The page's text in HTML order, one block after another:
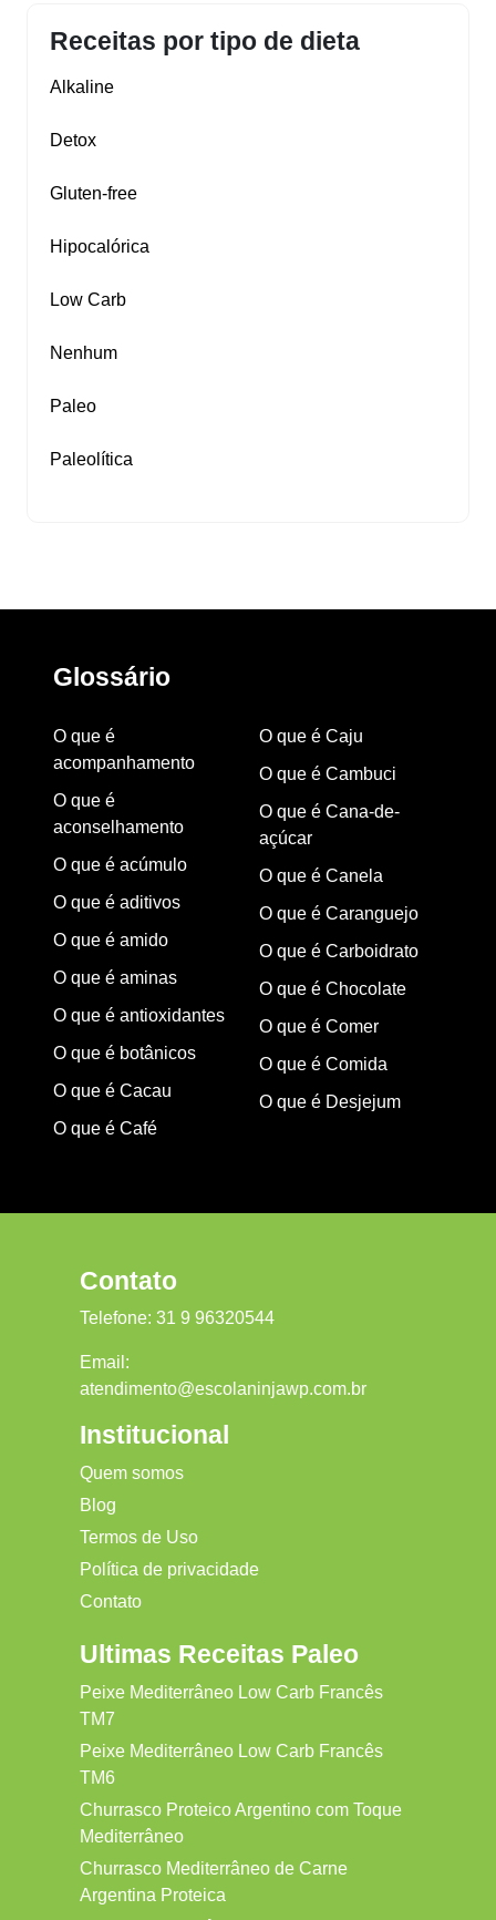
Receitas por tipo de dieta
Alkaline
Detox
Gluten‑free
Hipocalórica
Low Carb
Nenhum
Paleo
Paleolítica
Glossário
O que é
acompanhamento
O que é
aconselhamento
O que é acúmulo
O que é aditivos
O que é amido
O que é aminas
O que é antioxidantes
O que é botânicos
O que é Cacau
O que é Café
O que é Caju
O que é Cambuci
O que é Cana-de-
açúcar
O que é Canela
O que é Caranguejo
O que é Carboidrato
O que é Chocolate
O que é Comer
O que é Comida
O que é Desjejum
Contato
Telefone: 31 9 96320544
Email:
atendimento@escolaninjawp.com.br
Institucional
Quem somos
Blog
Termos de Uso
Política de privacidade
Contato
Ultimas Receitas Paleo
Peixe Mediterrâneo Low Carb Francês
TM7
Peixe Mediterrâneo Low Carb Francês
TM6
Churrasco Proteico Argentino com Toque
Mediterrâneo
Churrasco Mediterrâneo de Carne
Argentina Proteica